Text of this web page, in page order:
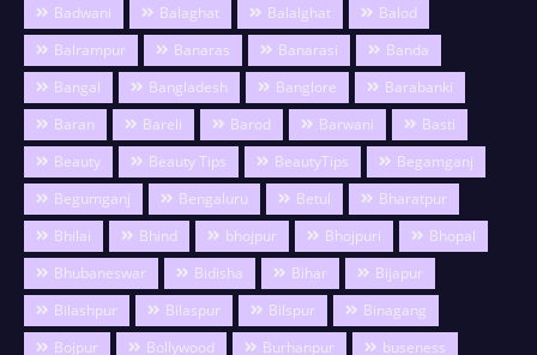
Badwani
Balaghat Balalghat
Balod
Balrampur
Banaras Banarasi
Banda
Bangal
Bangladesh Banglore
Barabanki
Baran
Bareli Barod Barwani
Basti
Beauty
Beauty Tips BeautyTips
Begamganj
Begumganj
Bengaluru Betul
Bharatpur
Bhilai
Bhind bhojpur Bhojpuri
Bhopal
Bhubaneswar
Bidisha Bihar
Bijapur
Bilashpur
Bilaspur Bilspur
Binagang
Bojpur
Bollywood Burhanpur
buseness